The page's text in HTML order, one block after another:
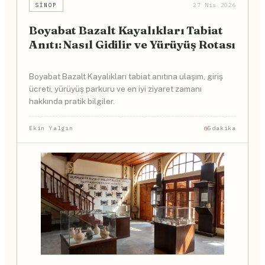
SINOP 27 Nis 2026
Boyabat Bazalt Kayalıkları Tabiat
Anıtı: Nasıl Gidilir ve Yürüyüş Rotası
Boyabat Bazalt Kayalıkları tabiat anıtına ulaşım, giriş
ücreti, yürüyüş parkuru ve en iyi ziyaret zamanı
hakkında pratik bilgiler.
Ekin Yalgın 5dakika